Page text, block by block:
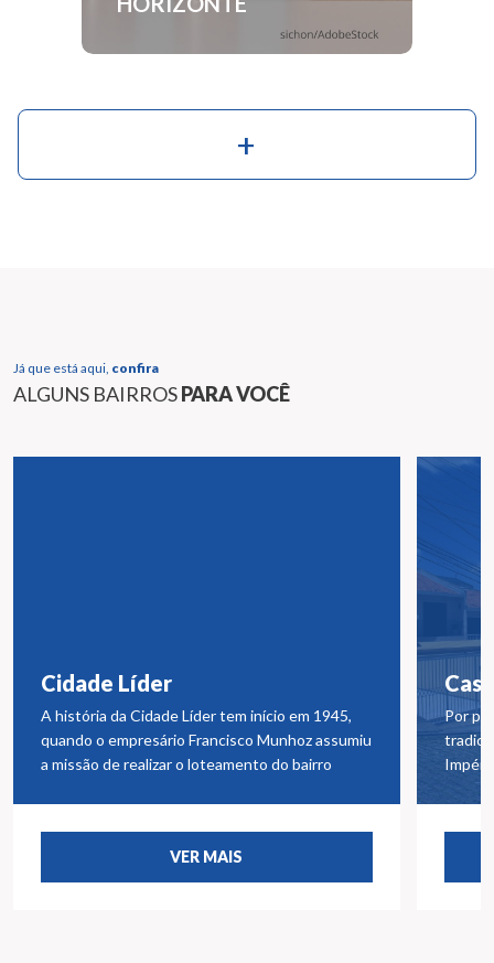
+
Já que está aqui, confira
ALGUNS BAIRROSPARA VOCÊ
Cidade Líder
A história da Cidade Líder tem início em 1945,
quando o empresário Francisco Munhoz assumiu
a missão de realizar o loteamento do bairro
VER MAIS
Por